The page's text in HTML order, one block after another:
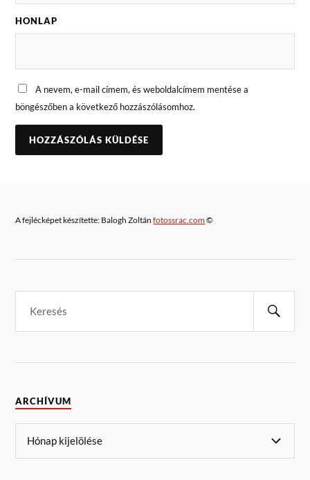
HONLAP
A nevem, e-mail címem, és weboldalcímem mentése a
böngészőben a következő hozzászólásomhoz.
A fejlécképet készítette: Balogh Zoltánfotossrac.com©
ARCHÍVUM